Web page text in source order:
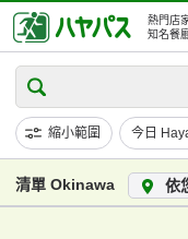
熱門店
知名餐
縮小範圍 今日
清單 Okinawa 依